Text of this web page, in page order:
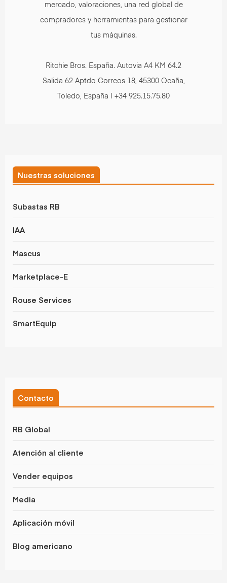
mercado, valoraciones, una red global de
compradores y herramientas para gestionar
tus máquinas.
Ritchie Bros. España. Autovia A4 KM 64.2
Salida 62 Aptdo Correos 18, 45300 Ocaña,
Toledo, España | +34 925.15.75.80
Nuestras soluciones
Subastas RB
IAA
Mascus
Marketplace-E
Rouse Services
SmartEquip
Contacto
RB Global
Atención al cliente
Vender equipos
Media
Aplicación móvil
Blog americano